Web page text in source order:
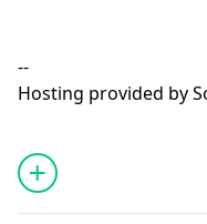
--
Hosting provided by